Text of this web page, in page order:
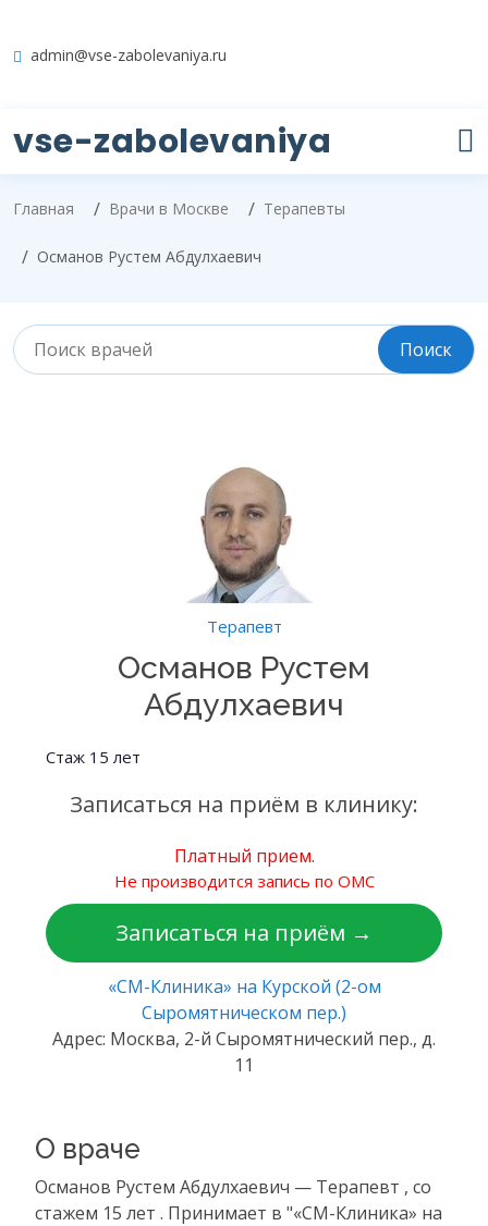
admin@vse-zabolevaniya.ru
vse-zabolevaniya
Главная Врачи в Москве Терапевты
Османов Рустем Абдулхаевич
Терапевт
Османов Рустем
Абдулхаевич
Стаж 15 лет
Записаться на приём в клинику:
Платный прием.
Не производится запись по ОМС
Записаться на приём →
«СМ-Клиника» на Курской (2-ом
Сыромятническом пер.)
Адрес: Москва, 2-й Сыромятнический пер., д.
11
О враче
Османов Рустем Абдулхаевич — Терапевт , со
стажем 15 лет . Принимает в "«СМ-Клиника» на